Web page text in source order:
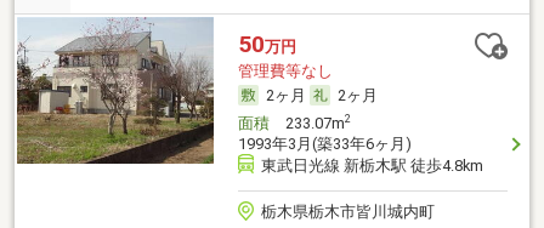
50万円
管理費等なし
2ヶ月
2ヶ月
面積233.07m2
1993年3月(築33年6ヶ月)
東武日光線 新栃木駅 徒歩4.8km
栃木県栃木市皆川城内町